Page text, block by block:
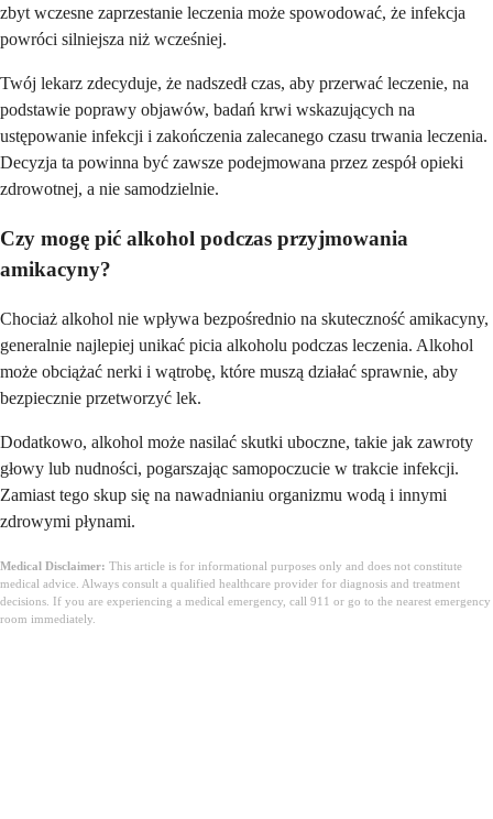
zbyt wczesne zaprzestanie leczenia może spowodować, że infekcja
powróci silniejsza niż wcześniej.
Twój lekarz zdecyduje, że nadszedł czas, aby przerwać leczenie, na
podstawie poprawy objawów, badań krwi wskazujących na
ustępowanie infekcji i zakończenia zalecanego czasu trwania leczenia.
Decyzja ta powinna być zawsze podejmowana przez zespół opieki
zdrowotnej, a nie samodzielnie.
Czy mogę pić alkohol podczas przyjmowania
amikacyny?
Chociaż alkohol nie wpływa bezpośrednio na skuteczność amikacyny,
generalnie najlepiej unikać picia alkoholu podczas leczenia. Alkohol
może obciążać nerki i wątrobę, które muszą działać sprawnie, aby
bezpiecznie przetworzyć lek.
Dodatkowo, alkohol może nasilać skutki uboczne, takie jak zawroty
głowy lub nudności, pogarszając samopoczucie w trakcie infekcji.
Zamiast tego skup się na nawadnianiu organizmu wodą i innymi
zdrowymi płynami.
Medical Disclaimer: This article is for informational purposes only and does not constitute
medical advice. Always consult a qualified healthcare provider for diagnosis and treatment
decisions. If you are experiencing a medical emergency, call 911 or go to the nearest emergency
room immediately.